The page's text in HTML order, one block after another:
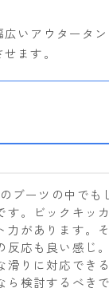
いアウタータ
ます。
ブーツの中でも
す。ビックキッ
力があります。
反応も良い感じ
滑りに対応でき
ら検討するべき